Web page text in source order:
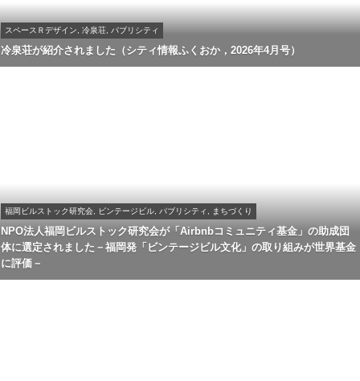
スペースＲデザイン, 冷泉荘, パブリシティ
冷泉荘が紹介されました（シティ情報ふくおか，2026年4月号）
福岡ビルストック研究会, ビンテージビル, パブリシティ, まちづくり
NPO法人福岡ビルストック研究会が「Airbnbコミュニティ基金」の助成団
体に選定されました－福岡発「ビンテージビル文化」の取り組みが世界基金
に評価－